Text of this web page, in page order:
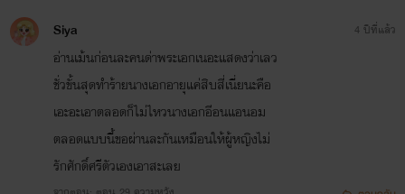
Siya
อ่านเม้นก่อนละคนด่าพระเอกเนอะแสดงว่าเลว
ชั่วขั้นสุดทำร้ายนางเอกอายุแค่สิบสี่เนี่ยนะคือ
เอะอะเอาตลอดก็ไม่ไหวนางเอกอีอนแอนอม
ตลอดแบบนี้ขอผ่านละกันเหมือนให้ผู้หญิงไม่
รักศักดิ์ศรีตัวเองเอาสะเลย
4 ปีที่แล้ว